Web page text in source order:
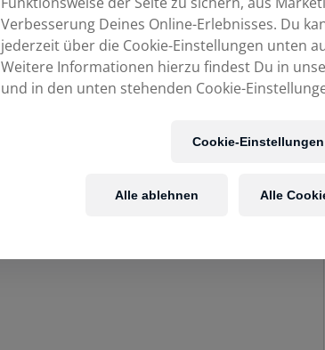
Verbesserung Deines Online-Erlebnisses. Du
jederzeit über die Cookie-Einstellungen unten
Weitere Informationen hierzu findest Du in
und in den unten stehenden Cookie-
Cookie-Einstellungen
Alle ablehnen Alle